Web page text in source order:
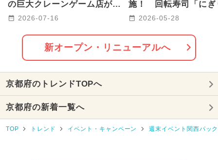
2024年11月のイベント
2024年4月のイベント
2024年12月のイベント
2025年10月のイベント
2025年8月のイベント
の巨大クレーンゲーム店が京
都に初上陸！子育て世代も安
2026-07-16
施！ 回転寿司「にぎ
兵衛」が京都桂川に
2026-05-28
新オープン・リニューアルへ
京都府のトレンドTOPへ
京都府の新着一覧へ
TOP トレンド イベント・キャンペーン 週末イベント関西パック